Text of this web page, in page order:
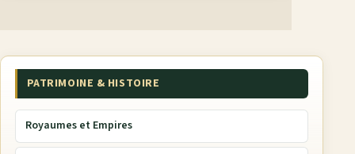
PATRIMOINE & HISTOIRE
Royaumes et Empires